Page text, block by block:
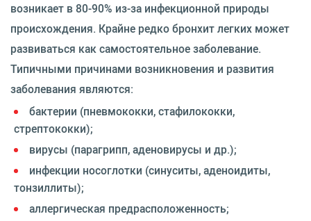
возникает в 80-90% из-за инфекционной природы
происхождения. Крайне редко бронхит легких может
развиваться как самостоятельное заболевание.
Типичными причинами возникновения и развития
заболевания являются:
бактерии (пневмококки, стафилококки,
стрептококки);
вирусы (парагрипп, аденовирусы и др.);
инфекции носоглотки (синуситы, аденоидиты,
тонзиллиты);
аллергическая предрасположенность;